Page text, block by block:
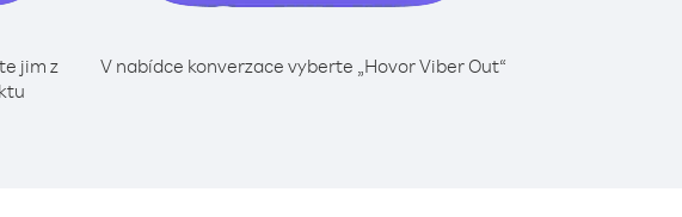
jim z
V nabídce konverzace vyberte „Hovor Viber Out“